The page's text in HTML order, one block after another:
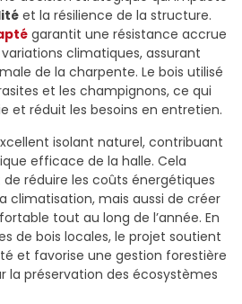
et la résilience de la structure.
garantit une résistance accrue
climatiques, assurant
de la charpente. Le bois utilisé
et les champignons, ce qui
et réduit les besoins en entretien.
isolant naturel, contribuant
efficace de la halle. Cela
réduire les coûts énergétiques
climatisation, mais aussi de créer
tout au long de l’année. En
de bois locales, le projet soutient
et favorise une gestion forestière
la préservation des écosystèmes